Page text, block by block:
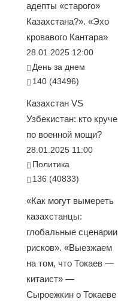
адепты «старого»
Казахстана?». «Эхо
кровавого Кантара»
28.01.2025 12:00
День за днем
140 (43496)
Казахстан VS
Узбекистан: кто круче
по военной мощи?
28.01.2025 11:00
Политика
136 (40833)
«Как могут вымереть
казахстанцы:
глобальные сценарии
рисков». «Выезжаем
на том, что Токаев —
китаист» —
Сыроежкин о Токаеве